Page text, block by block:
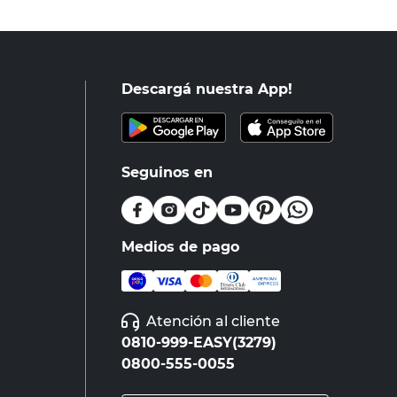
Descargá nuestra App!
Seguinos en
Medios de pago
Atención al cliente
0810-999-EASY(3279)
0800-555-0055